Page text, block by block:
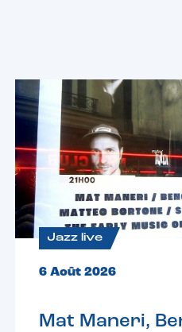
Jazz live
6 Août 2026
Mat Maneri,